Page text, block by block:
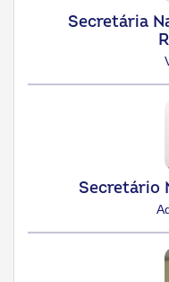
Secretária
Secretário